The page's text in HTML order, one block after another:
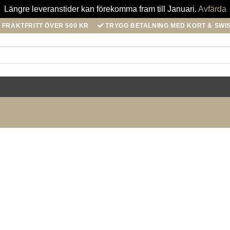
Längre leveranstider kan förekomma fram till Januari. Avfärda
FRAKTFRITT ÖVER 500 KR TRYGG BETALNING MED KORT &